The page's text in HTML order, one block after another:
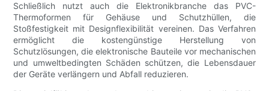
Schließlich nutzt auch die Elektronikbranche das PVC-
Thermoformen für Gehäuse und Schutzhüllen, die
Stoßfestigkeit mit Designflexibilität vereinen. Das Verfahren
ermöglicht die kostengünstige Herstellung von
Schutzlösungen, die elektronische Bauteile vor mechanischen
und umweltbedingten Schäden schützen, die Lebensdauer
der Geräte verlängern und Abfall reduzieren.